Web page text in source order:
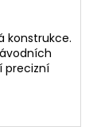
konstrukce.
precizní